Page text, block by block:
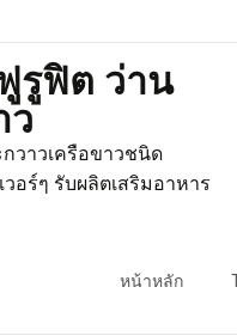
รูฟิต ว่าน
ว
วาวเครือขาวชนิด
อร์ๆ รับผลิตเสริมอาหาร
หน้าหลัก